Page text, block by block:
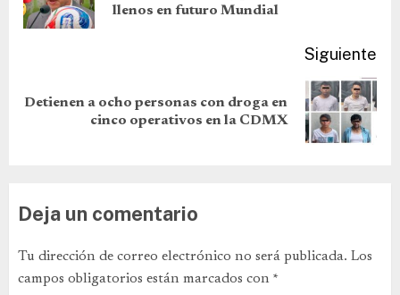
llenos en futuro Mundial
Siguiente
Detienen a ocho personas con droga en
cinco operativos en la CDMX
Deja un comentario
Tu dirección de correo electrónico no será publicada. Los
campos obligatorios están marcados con *